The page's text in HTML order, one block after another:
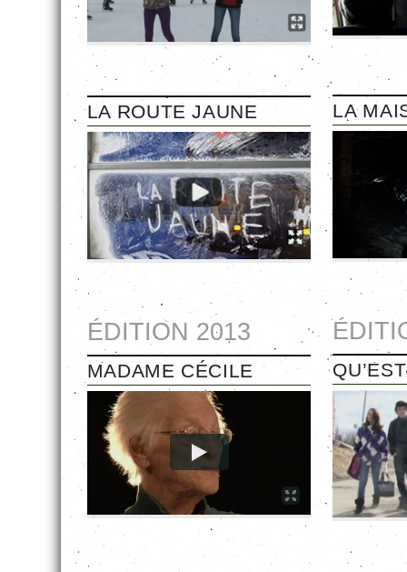
LA ROUTE JAUNE
ÉDITION 2013
MADAME CÉCILE
LA
FAIS